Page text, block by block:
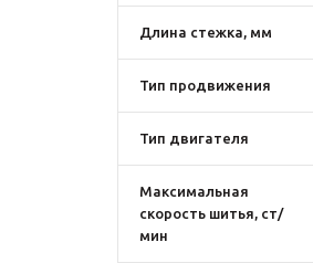
Длина стежка, мм
Тип продвижения
Тип двигателя
Максимальная
скорость шитья, ст/
мин